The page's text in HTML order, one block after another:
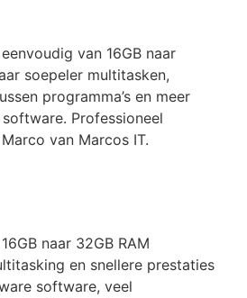
van 16GB naar
soepeler multitasken,
programma’s en meer
Professioneel
van Marcos IT.
naar 32GB RAM
en snellere prestaties
software, veel